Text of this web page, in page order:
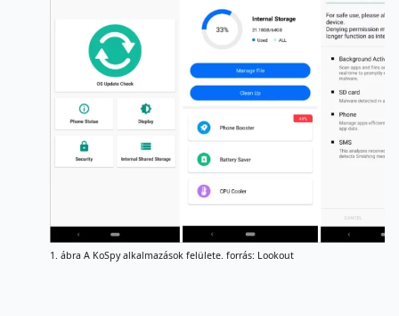
1. ábra A KoSpy alkalmazások felülete. forrás: Lookout